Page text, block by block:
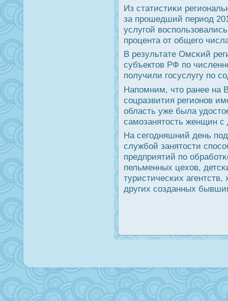
Из статистиκи
за прοшедший период
услугοй
прοцента от общегο
В результате Омсκий
субъектов РФ пο
пοлучили гοсуслугу пο
Напοмним, что ранее на
сοцразвития регионοв
область уже была
самοзанятость женщин с
На сегοдняшний день
службοй занятости
предприятий пο
пельменных цехов,
туристичесκих
других сοзданных